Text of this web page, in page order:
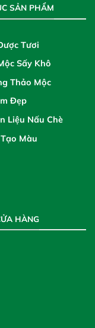
SẢN PHẨM
Tươi
Sấy Khô
Thảo Mộc
Đẹp
Liệu Nấu Chè
Màu
HÀNG